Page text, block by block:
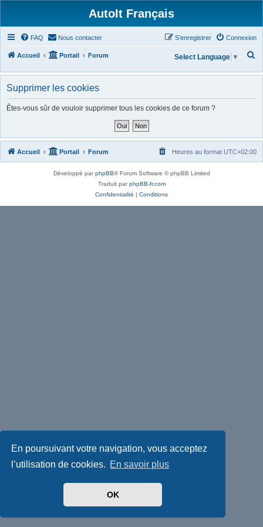
En poursuivant votre navigation, vous acceptez
l’utilisation de cookies. En savoir plus
OK
AutoIt Français
FAQ Nous contacter Connexion
S’enregistrer
Accueil Portail Forum
h
c
h
Select Language ▼
Supprimer les cookies
Êtes-vous sûr de vouloir supprimer tous les cookies de ce forum ?
Accueil Portail Forum Heures au format UTC+02:00
Développé parphpBB® Forum Software © phpBB Limited
Traduit parphpBB-fr.com
Confidentialité | Conditions